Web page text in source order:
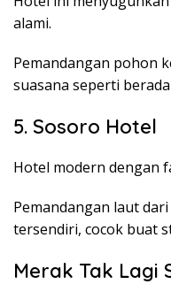
alami.
Pemandangan pohon
suasana seperti
5. Sosoro Hotel
Hotel modern dengan
Pemandangan laut
tersendiri, cocok buat
Merak Tak Lagi